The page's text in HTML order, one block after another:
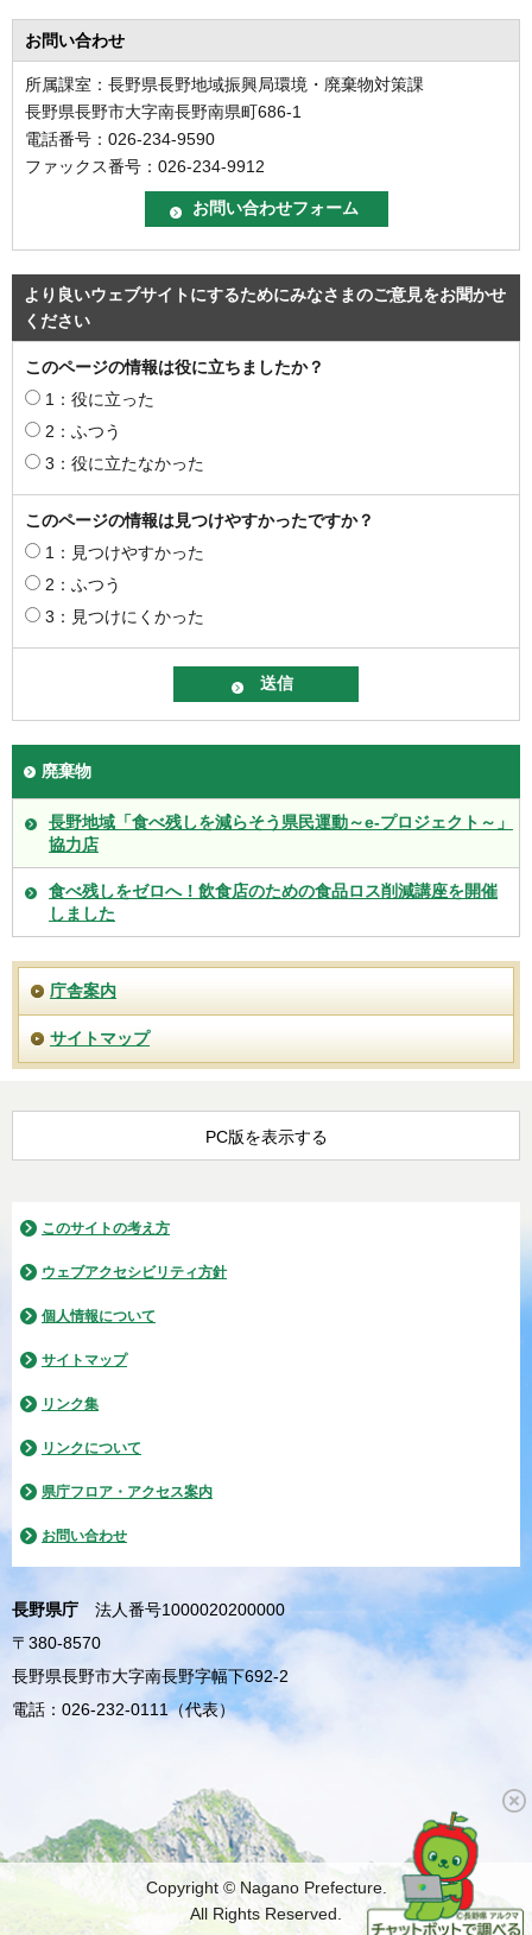
お問い合わせ
所属課室：長野県長野地域振興局環境・廃棄物対策課
長野県長野市大字南長野南県町686-1
電話番号：026-234-9590
ファックス番号：026-234-9912
より良いウェブサイトにするためにみなさまのご意見をお聞かせ
ください
このページの情報は役に立ちましたか？
1：役に立った
2：ふつう
3：役に立たなかった
このページの情報は見つけやすかったですか？
1：見つけやすかった
2：ふつう
3：見つけにくかった
廃棄物
長野地域「食べ残しを減らそう県民運動～e-プロジェクト～」
協力店
食べ残しをゼロへ！飲食店のための食品ロス削減講座を開催
しました
庁舎案内
サイトマップ
PC版を表示する
このサイトの考え方
ウェブアクセシビリティ方針
個人情報について
サイトマップ
リンク集
リンクについて
県庁フロア・アクセス案内
お問い合わせ
長野県庁
法人番号1000020200000
〒380-8570
長野県長野市大字南長野字幅下692-2
電話：026-232-0111（代表）
Copyright © Nagano Prefecture.
All Rights Reserved.